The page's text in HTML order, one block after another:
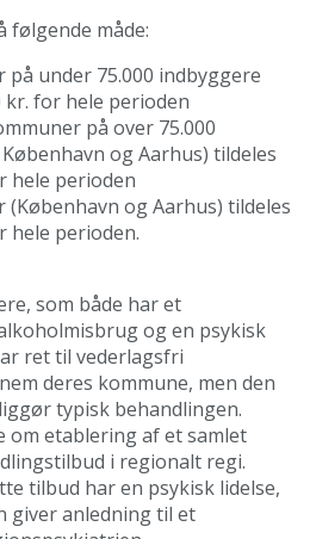
følgende måde:
på under 75.000 indbyggere
kr. for hele perioden
på over 75.000
og Aarhus) tildeles
hele perioden
(København og Aarhus) tildeles
hele perioden.
som både har et
og en psykisk
ret til vederlagsfri
deres kommune, men den
typisk behandlingen.
om etablering af et samlet
i regionalt regi.
tilbud har en psykisk lidelse,
giver anledning til et